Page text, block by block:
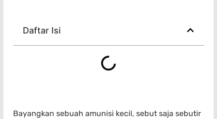
Daftar Isi
Bayangkan sebuah amunisi kecil, sebut saja sebutir